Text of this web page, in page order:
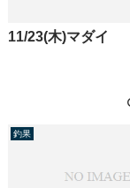
11/23(木)マダイ
釣果